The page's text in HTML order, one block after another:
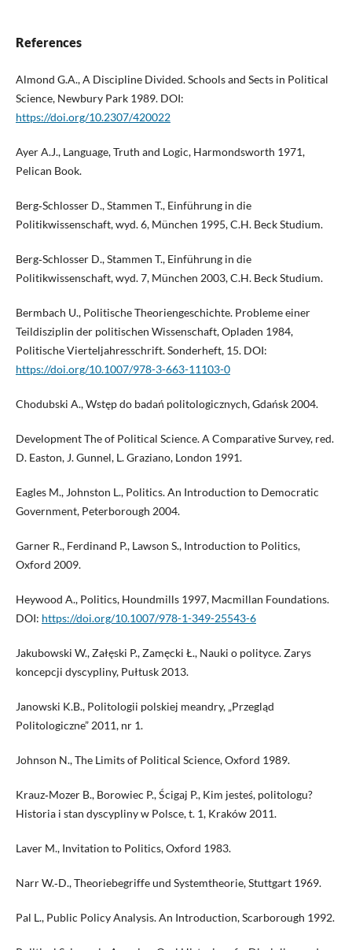
References
Almond G.A., A Discipline Divided. Schools and Sects in Political
Science, Newbury Park 1989. DOI:
https://doi.org/10.2307/420022
Ayer A.J., Language, Truth and Logic, Harmondsworth 1971,
Pelican Book.
Berg‑Schlosser D., Stammen T., Einführung in die
Politikwissenschaft, wyd. 6, München 1995, C.H. Beck Studium.
Berg‑Schlosser D., Stammen T., Einführung in die
Politikwissenschaft, wyd. 7, München 2003, C.H. Beck Studium.
Bermbach U., Politische Theoriengeschichte. Probleme einer
Teildisziplin der politischen Wissenschaft, Opladen 1984,
Politische Vierteljahresschrift. Sonderheft, 15. DOI:
https://doi.org/10.1007/978-3-663-11103-0
Chodubski A., Wstęp do badań politologicznych, Gdańsk 2004.
Development The of Political Science. A Comparative Survey, red.
D. Easton, J. Gunnel, L. Graziano, London 1991.
Eagles M., Johnston L., Politics. An Introduction to Democratic
Government, Peterborough 2004.
Garner R., Ferdinand P., Lawson S., Introduction to Politics,
Oxford 2009.
Heywood A., Politics, Houndmills 1997, Macmillan Foundations.
DOI: https://doi.org/10.1007/978-1-349-25543-6
Jakubowski W., Załęski P., Zamęcki Ł., Nauki o polityce. Zarys
koncepcji dyscypliny, Pułtusk 2013.
Janowski K.B., Politologii polskiej meandry, „Przegląd
Politologiczne” 2011, nr 1.
Johnson N., The Limits of Political Science, Oxford 1989.
Krauz‑Mozer B., Borowiec P., Ścigaj P., Kim jesteś, politologu?
Historia i stan dyscypliny w Polsce, t. 1, Kraków 2011.
Laver M., Invitation to Politics, Oxford 1983.
Narr W.‑D., Theoriebegriffe und Systemtheorie, Stuttgart 1969.
Pal L., Public Policy Analysis. An Introduction, Scarborough 1992.